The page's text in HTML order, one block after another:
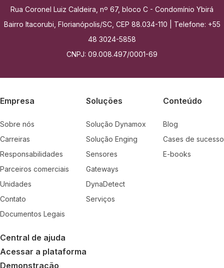
Rua Coronel Luiz Caldeira, nº 67, bloco C - Condomínio Ybirá
Bairro Itacorubi, Florianópolis/SC, CEP 88.034-110 | Telefone: +55
48 3024-5858
CNPJ: 09.008.497/0001-69
Empresa
Sobre nós
Carreiras
Responsabilidades
Parceiros comerciais
Unidades
Contato
Documentos Legais
Soluções
Solução Dynamox
Solução Enging
Sensores
Gateways
DynaDetect
Serviços
Conteúdo
Blog
Cases de sucesso
E-books
Central de ajuda
Acessar a plataforma
Demonstração